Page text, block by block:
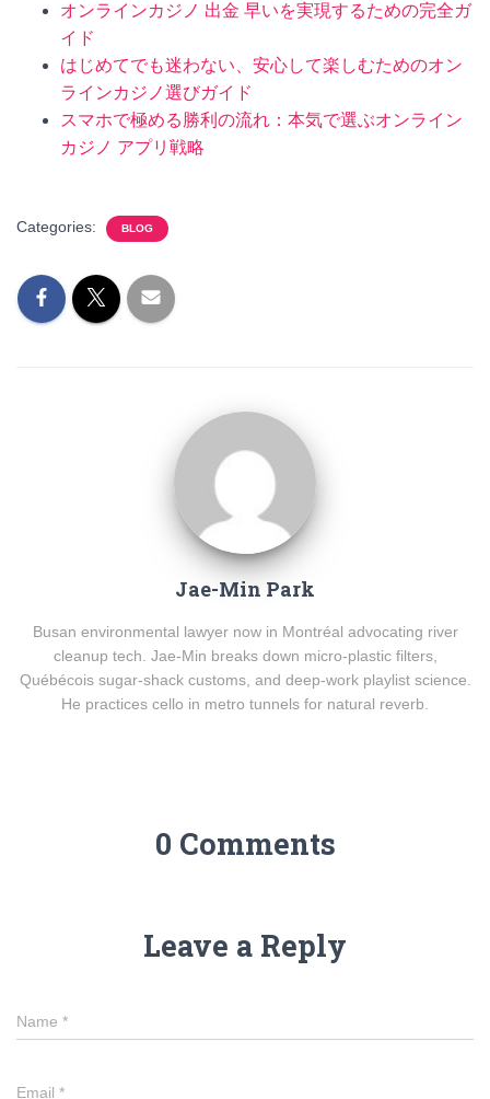
オンラインカジノ 出金 早いを実現するための完全ガ
イド
はじめてでも迷わない、安心して楽しむためのオン
ラインカジノ選びガイド
スマホで極める勝利の流れ：本気で選ぶオンライン
カジノ アプリ戦略
Categories: BLOG
Jae-Min Park
Busan environmental lawyer now in Montréal advocating river
cleanup tech. Jae-Min breaks down micro-plastic filters,
Québécois sugar-shack customs, and deep-work playlist science.
He practices cello in metro tunnels for natural reverb.
0 Comments
Leave a Reply
Name *
Email *